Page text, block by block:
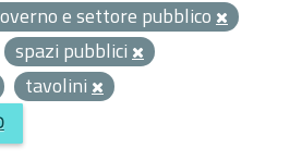
e settore pubblico
spazi pubblici
tavolini